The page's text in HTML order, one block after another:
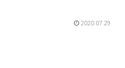
2020.07.29